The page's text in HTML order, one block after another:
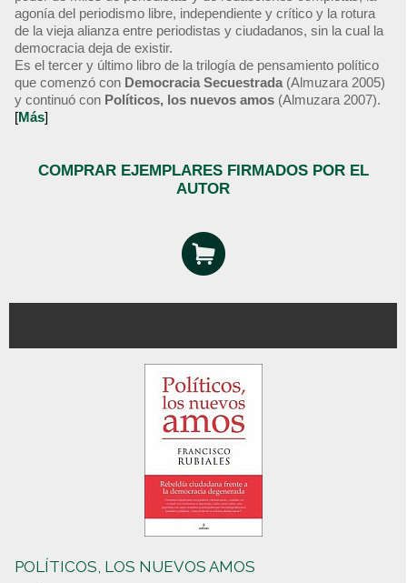
agonía del periodismo libre, independiente y crítico y la rotura
de la vieja alianza entre periodistas y ciudadanos, sin la cual la
democracia deja de existir.
Es el tercer y último libro de la trilogía de pensamiento político
que comenzó con Democracia Secuestrada (Almuzara 2005)
y continuó con Políticos, los nuevos amos (Almuzara 2007).
[Más]
COMPRAR EJEMPLARES FIRMADOS POR EL
AUTOR
POLÍTICOS, LOS NUEVOS AMOS